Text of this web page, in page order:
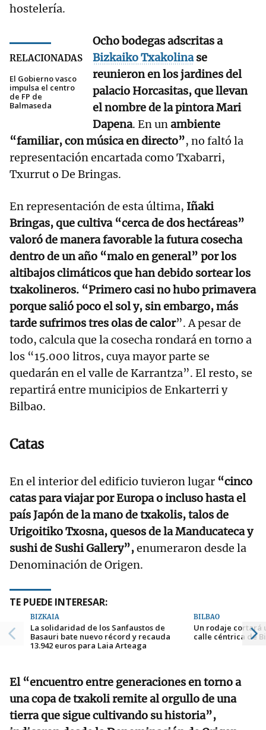
hostelería.
RELACIONADAS
El Gobierno vasco
impulsa el centro
de FP de
Balmaseda
Ocho bodegas adscritas a
Bizkaiko Txakolinase
reunieron en los jardines del
palacio Horcasitas, que llevan
el nombre de la pintora Mari
Dapena. En unambiente
“familiar, con música en directo”, no faltó la
representación encartada como Txabarri,
Txurrut o De Bringas.
En representación de esta última, Iñaki
Bringas, que cultiva “cerca de dos hectáreas”
valoró de manera favorable la futura cosecha
dentro de un año “malo en general” por los
altibajos climáticos que han debido sortear los
txakolineros. “Primero casi no hubo primavera
porque salió poco el sol y, sin embargo, más
tarde sufrimos tres olas de calor”. A pesar de
todo, calcula que la cosecha rondará en torno a
los “15.000 litros, cuya mayor parte se
quedarán en el valle de Karrantza”. El resto, se
repartirá entre municipios de Enkarterri y
Bilbao.
Catas
En el interior del edificio tuvieron lugar “cinco
catas para viajar por Europa o incluso hasta el
país Japón de la mano de txakolis, talos de
Urigoitiko Txosna, quesos de la Manducateca y
sushi de Sushi Gallery”,enumeraron desde la
Denominación de Origen.
TE PUEDE INTERESAR:
BIZKAIA
La solidaridad de los Sanfaustos de
Basauri bate nuevo récord y recauda
13.942 euros para Laia Arteaga
BILBAO
Un rodaje cortará
calle céntrica de
El “encuentro entre generaciones en torno a
una copa de txakoli remite al orgullo de una
tierra que sigue cultivando su historia”,